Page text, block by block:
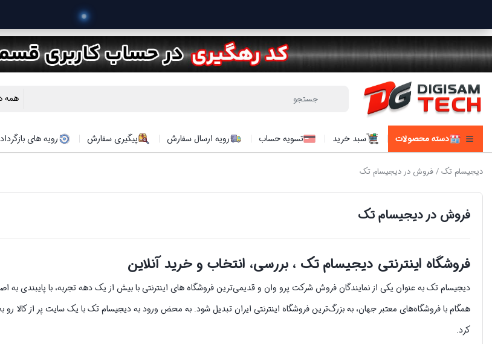
دسته محصولات سبد خرید تسویه حساب رویه ارسال سفارش پیگیری سفارش رویه های
دیجیسام تک/ فروش در دیجیسام تک
فروش در دیجیسام تک
فروشگاه اینترنتی دیجیسام تک ، بررسی، انتخاب و خرید آنلاین
همگام با فروشگاه‌های معتبر جهان، به بزرگ‌ترین فروشگاه اینترنتی ایران تبدیل شود. به محض ورود به دیجیسام تک با یک سایت پر از کالا
کرد.